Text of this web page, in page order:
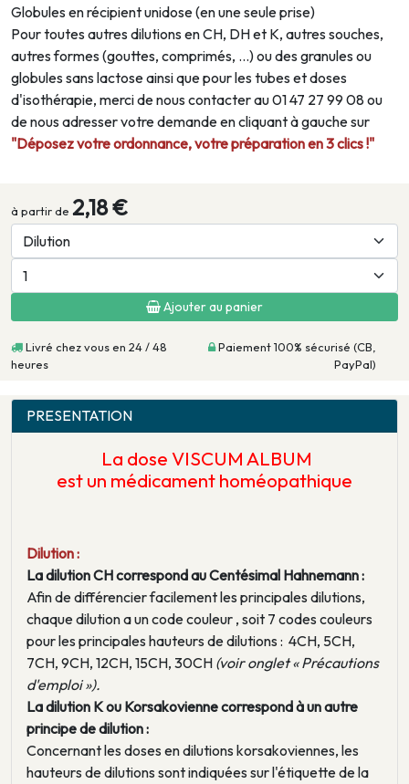
Globules en récipient unidose (en une seule prise)
Pour toutes autres dilutions en CH, DH et K, autres souches,
autres formes (gouttes, comprimés, …) ou des granules ou
globules sans lactose ainsi que pour les tubes et doses
d'isothérapie, merci de nous contacter au 01 47 27 99 08 ou
de nous adresser votre demande en cliquant à gauche sur
"Déposez votre ordonnance, votre préparation en 3 clics !"
à partir de 2,18 €
Ajouter au panier
Livré chez vous en 24 / 48
heures
Paiement 100% sécurisé (CB,
PayPal)
PRESENTATION
La dose VISCUM ALBUM
est un médicament homéopathique
Dilution :
La dilution CH correspond au Centésimal Hahnemann :
Afin de différencier facilement les principales dilutions,
chaque dilution a un code couleur , soit 7 codes couleurs
pour les principales hauteurs de dilutions : 4CH, 5CH,
7CH, 9CH, 12CH, 15CH, 30CH (voir onglet « Précautions
d'emploi »).
La dilution K ou Korsakovienne correspond à un autre
principe de dilution :
Concernant les doses en dilutions korsakoviennes, les
hauteurs de dilutions sont indiquées sur l'étiquette de la